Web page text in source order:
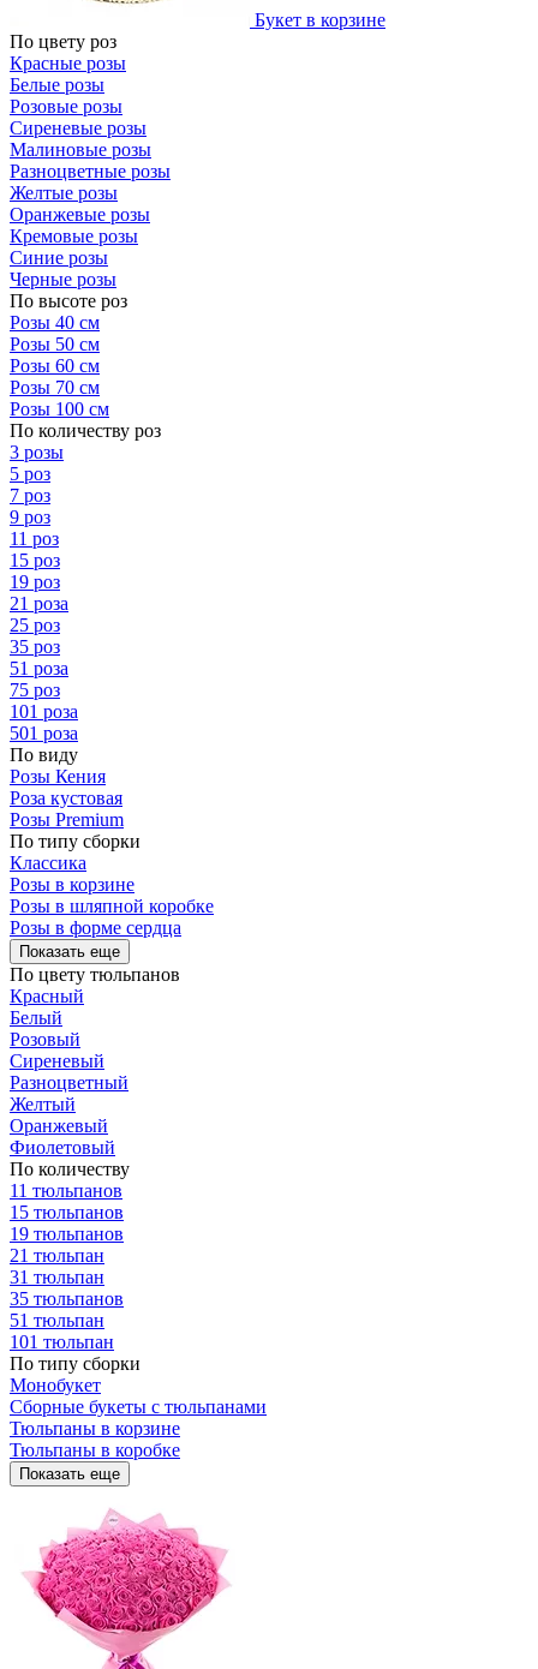
Букет в корзине
По цвету роз
Красные розы
Белые розы
Розовые розы
Сиреневые розы
Малиновые розы
Разноцветные розы
Желтые розы
Оранжевые розы
Кремовые розы
Синие розы
Черные розы
По высоте роз
Розы 40 см
Розы 50 см
Розы 60 см
Розы 70 см
Розы 100 см
По количеству роз
3 розы
5 роз
7 роз
9 роз
11 роз
15 роз
19 роз
21 роза
25 роз
35 роз
51 роза
75 роз
101 роза
501 роза
По виду
Розы Кения
Роза кустовая
Розы Premium
По типу сборки
Классика
Розы в корзине
Розы в шляпной коробке
Розы в форме сердца
Показать еще
По цвету тюльпанов
Красный
Белый
Розовый
Сиреневый
Разноцветный
Желтый
Оранжевый
Фиолетовый
По количеству
11 тюльпанов
15 тюльпанов
19 тюльпанов
21 тюльпан
31 тюльпан
35 тюльпанов
51 тюльпан
101 тюльпан
По типу сборки
Монобукет
Сборные букеты с тюльпанами
Тюльпаны в корзине
Тюльпаны в коробке
Показать еще